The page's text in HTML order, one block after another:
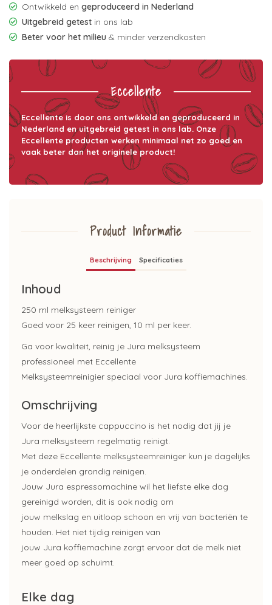
Ontwikkeld en geproduceerd in Nederland
Uitgebreid getest in ons lab
Beter voor het milieu & minder verzendkosten
Eccellente
Eccellente is door ons ontwikkeld en geproduceerd in
Nederland en uitgebreid getest in ons lab. Onze
Eccellente producten werken minimaal net zo goed en
vaak beter dan het originele product!
Product Informatie
Beschrijving Specificaties
Inhoud
250 ml melksysteem reiniger
Goed voor 25 keer reinigen, 10 ml per keer.
Ga voor kwaliteit, reinig je Jura melksysteem
professioneel met Eccellente
Melksysteemreinigier speciaal voor Jura koffiemachines.
Omschrijving
Voor de heerlijkste cappuccino is het nodig dat jij je
Jura melksysteem regelmatig reinigt.
Met deze Eccellente melksysteemreiniger kun je dagelijks
je onderdelen grondig reinigen.
Jouw Jura espressomachine wil het liefste elke dag
gereinigd worden, dit is ook nodig om
jouw melkslag en uitloop schoon en vrij van bacteriën te
houden. Het niet tijdig reinigen van
jouw Jura koffiemachine zorgt ervoor dat de melk niet
meer goed op schuimt.
Elke dag